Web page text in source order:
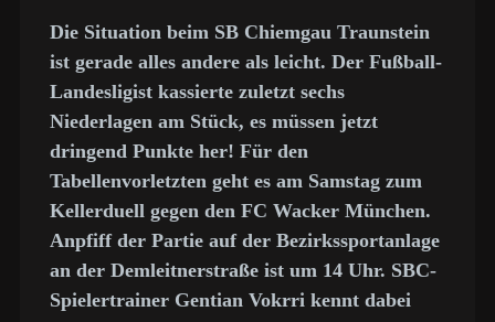
Die Situation beim SB Chiemgau Traunstein
ist gerade alles andere als leicht. Der Fußball-
Landesligist kassierte zuletzt sechs
Niederlagen am Stück, es müssen jetzt
dringend Punkte her! Für den
Tabellenvorletzten geht es am Samstag zum
Kellerduell gegen den FC Wacker München.
Anpfiff der Partie auf der Bezirkssportanlage
an der Demleitnerstraße ist um 14 Uhr. SBC-
Spielertrainer Gentian Vokrri kennt dabei